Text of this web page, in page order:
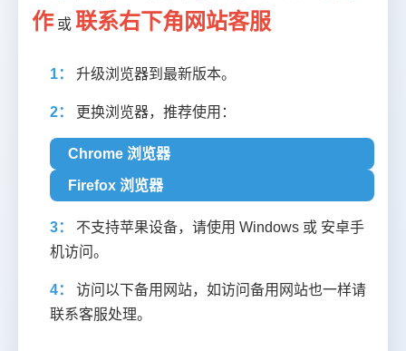
作 或 联系右下角网站客服
1： 升级浏览器到最新版本。
2： 更换浏览器，推荐使用：
Chrome 浏览器
Firefox 浏览器
3：
不支持苹果设备，请使用 Windows 或 安卓手
机访问。
4：
访问以下备用网站，如访问备用网站也一样请
联系客服处理。